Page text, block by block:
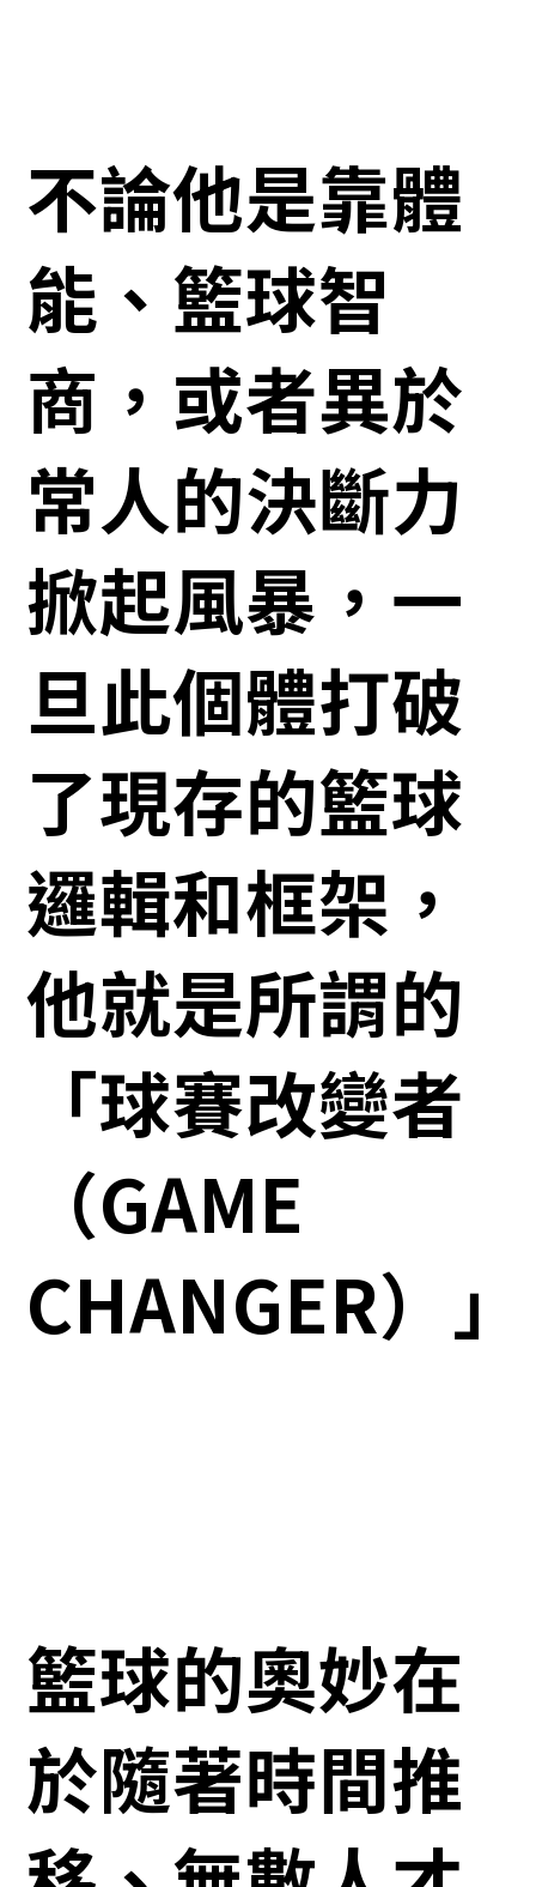
不論他是靠體
能、籃球智
商，或者異於
常人的決斷力
掀起風暴，一
旦此個體打破
了現存的籃球
邏輯和框架，
他就是所謂的
「球賽改變者
（GAME
CHANGER）
籃球的奧妙在
於隨著時間推